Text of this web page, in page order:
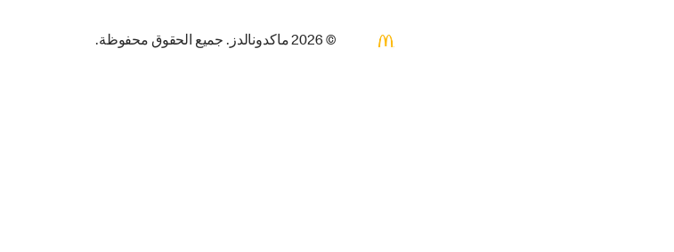
© 2026 ماكدونالدز. جميع الحقوق محفوظة.